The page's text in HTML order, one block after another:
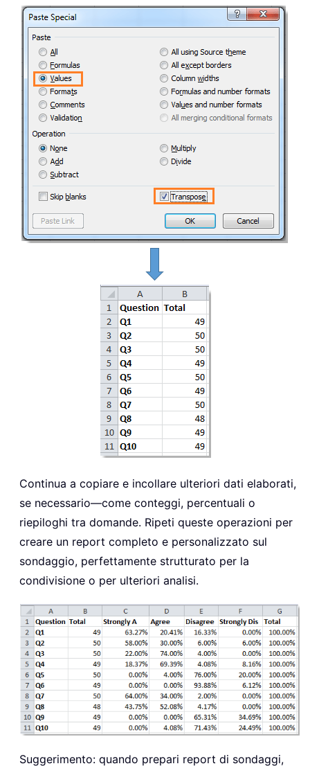
Continua a copiare e incollare ulteriori dati elaborati,
se necessario—come conteggi, percentuali o
riepiloghi tra domande. Ripeti queste operazioni per
creare un report completo e personalizzato sul
sondaggio, perfettamente strutturato per la
condivisione o per ulteriori analisi.
Suggerimento: quando prepari report di sondaggi,